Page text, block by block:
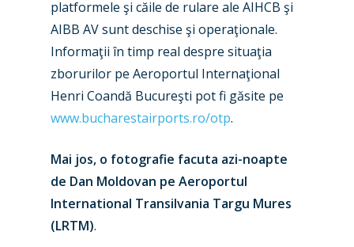
platformele şi căile de rulare ale AIHCB şi
AIBB AV sunt deschise şi operaţionale.
Informaţii în timp real despre situaţia
zborurilor pe Aeroportul Internaţional
Henri Coandă Bucureşti pot fi găsite pe
www.bucharestairports.ro/otp.
Mai jos, o fotografie facuta azi-noapte
de Dan Moldovan pe Aeroportul
International Transilvania Targu Mures
(LRTM).
Dubai 2025
Paris 2025
Farnborough 2024
Paris 2023
Farnborough 2022
Dubai 2019
Paris 2019
Business Jets
Military
Trip Reports
Marketplace
Jobs
Contact